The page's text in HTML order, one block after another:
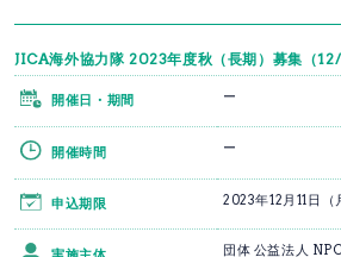
JICA海外協力隊 2023年度秋（長期）募集（12/
開催日・期間 ー
開催時間 ー
申込期限 2023年12月11日
団体 公益法人